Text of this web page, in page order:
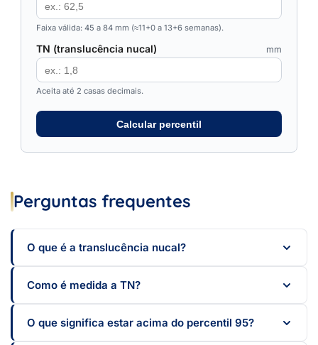
Faixa válida: 45 a 84 mm (≈11+0 a 13+6 semanas).
TN (translucência nucal) mm
Aceita até 2 casas decimais.
Calcular percentil
Perguntas frequentes
O que é a translucência nucal?
Como é medida a TN?
O que significa estar acima do percentil 95?